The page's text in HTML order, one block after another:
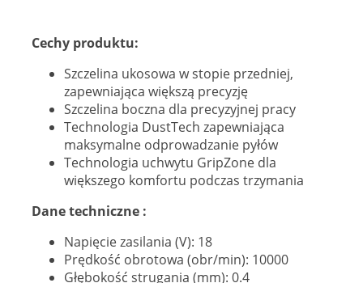
Cechy produktu:
Szczelina ukosowa w stopie przedniej,
zapewniająca większą precyzję
Szczelina boczna dla precyzyjnej pracy
Technologia DustTech zapewniająca
maksymalne odprowadzanie pyłów
Technologia uchwytu GripZone dla
większego komfortu podczas trzymania
Dane techniczne :
Napięcie zasilania (V): 18
Prędkość obrotowa (obr/min): 10000
Głębokość strugania (mm): 0.4